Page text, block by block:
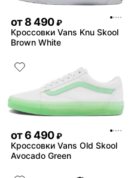
от8 490 ₽
Кроссовки Vans Knu Skool
Brown White
от6 490 ₽
Кроссовки Vans Old Skool
Avocado Green